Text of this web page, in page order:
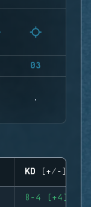
03
KD (+/-)
8-4 (+4)